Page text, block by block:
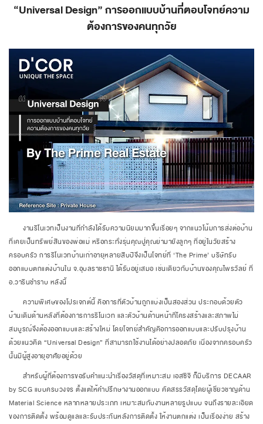
“Universal Design” การออกแบบบ้านที่ตอบโจทย์ความ
ต้องการของคนทุกวัย
งานรีโนเวทเป็นงานที่กำลังได้รับความนิยมมากขึ้นเรื่อยๆ จากแนวโน้มการส่งต่อบ้าน
ที่เคยเป็นทรัพย์สินของพ่อแม่ หรือกระทั่งรุ่นคุณปู่คุณย่ามายังลูกๆ ที่อยู่ในวัยสร้าง
ครอบครัว การรีโนเวทบ้านเก่าอายุหลายสิบปีจึงเป็นโจทย์ที่ ‘The Prime’ บริษัทรับ
ออกแบบตกแต่งบ้านใน จ.อุบลราชธานี ได้รับอยู่เสมอ เช่นเดียวกับบ้านของคุณไพรวัลย์ ที่
อ.วารินชำราบ หลังนี้
ความพิเศษของโปรเจกต์นี้ คือการที่ตัวบ้านถูกแบ่งเป็นสองส่วน ประกอบด้วยตัว
บ้านเดิมด้านหลังที่ต้องการการรีโนเวท และตัวบ้านด้านหน้าที่โครงสร้างและสภาพไม่
สมบูรณ์จึงต้องออกแบบและสร้างใหม่ โดยโจทย์สำคัญคือการออกแบบและปรับปรุงบ้าน
ด้วยแนวคิด “Universal Design” ที่สามารถใช้งานได้อย่างปลอดภัย เนื่องจากครอบครัว
นั้นมีผู้สูงอายุอาศัยอยู่ด้วย
สำหรับผู้ที่ต้องการขอรับคำแนะนำเรื่องวัสดุที่เหมาะสม เอสซีจี ก็มีบริการ DECAAR
by SCG แบบครบวงจร ตั้งแต่ให้คำปรึกษางานออกแบบ คัดสรรวัสดุโดยผู้เชี่ยวชาญด้าน
Material Science หลากหลายประเภท เหมาะสมกับงานหลายรูปแบบ จนถึงรายละเอียด
ของการติดตั้ง พร้อมดูแลและรับประกันหลังการติดตั้ง ให้งานตกแต่ง เป็นเรื่องง่าย สร้าง